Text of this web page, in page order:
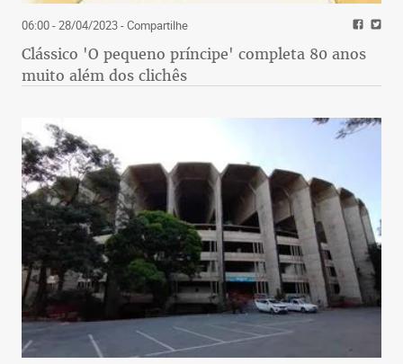
06:00 - 28/04/2023- Compartilhe
Clássico 'O pequeno príncipe' completa 80 anos
muito além dos clichês